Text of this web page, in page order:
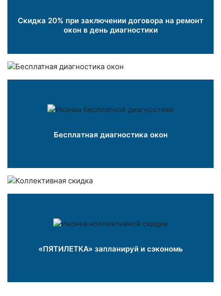
Скидка 20% при заключении договора на ремонт
окон в день диагностики
Бесплатная диагностика окон
«ПЯТИЛЕТКА» запланируй и сэкономь